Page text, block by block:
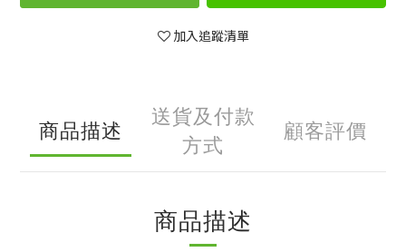
加入追蹤清單
商品描述
送貨及付款
方式
顧客評價
商品描述